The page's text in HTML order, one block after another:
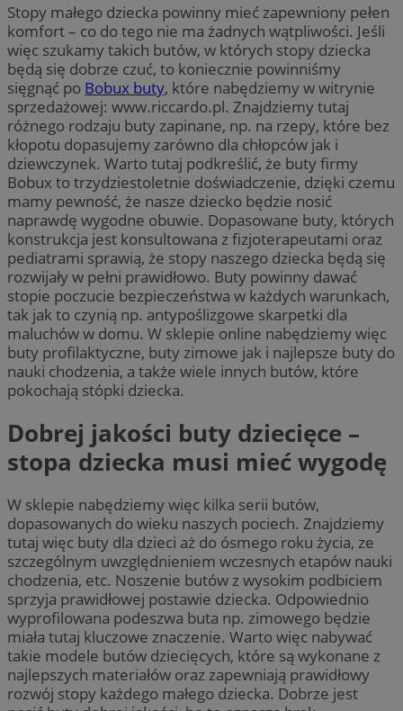
Stopy małego dziecka powinny mieć zapewniony pełen
komfort – co do tego nie ma żadnych wątpliwości. Jeśli
więc szukamy takich butów, w których stopy dziecka
będą się dobrze czuć, to koniecznie powinniśmy
sięgnąć po Bobux buty, które nabędziemy w witrynie
sprzedażowej: www.riccardo.pl. Znajdziemy tutaj
różnego rodzaju buty zapinane, np. na rzepy, które bez
kłopotu dopasujemy zarówno dla chłopców jak i
dziewczynek. Warto tutaj podkreślić, że buty firmy
Bobux to trzydziestoletnie doświadczenie, dzięki czemu
mamy pewność, że nasze dziecko będzie nosić
naprawdę wygodne obuwie. Dopasowane buty, których
konstrukcja jest konsultowana z fizjoterapeutami oraz
pediatrami sprawią, że stopy naszego dziecka będą się
rozwijały w pełni prawidłowo. Buty powinny dawać
stopie poczucie bezpieczeństwa w każdych warunkach,
tak jak to czynią np. antypoślizgowe skarpetki dla
maluchów w domu. W sklepie online nabędziemy więc
buty profilaktyczne, buty zimowe jak i najlepsze buty do
nauki chodzenia, a także wiele innych butów, które
pokochają stópki dziecka.
Dobrej jakości buty dziecięce –
stopa dziecka musi mieć wygodę
W sklepie nabędziemy więc kilka serii butów,
dopasowanych do wieku naszych pociech. Znajdziemy
tutaj więc buty dla dzieci aż do ósmego roku życia, ze
szczególnym uwzględnieniem wczesnych etapów nauki
chodzenia, etc. Noszenie butów z wysokim podbiciem
sprzyja prawidłowej postawie dziecka. Odpowiednio
wyprofilowana podeszwa buta np. zimowego będzie
miała tutaj kluczowe znaczenie. Warto więc nabywać
takie modele butów dziecięcych, które są wykonane z
najlepszych materiałów oraz zapewniają prawidłowy
rozwój stopy każdego małego dziecka. Dobrze jest